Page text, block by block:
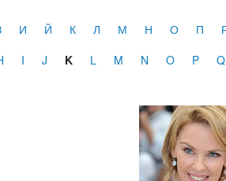
И Й К Л М Н О П
I J K L M N O P Q